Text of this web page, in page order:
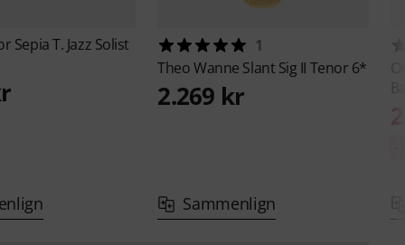
Sepia T. Jazz Solist
1
Theo Wanne Slant Sig II Tenor 6*
2.269 kr
Sammenlign